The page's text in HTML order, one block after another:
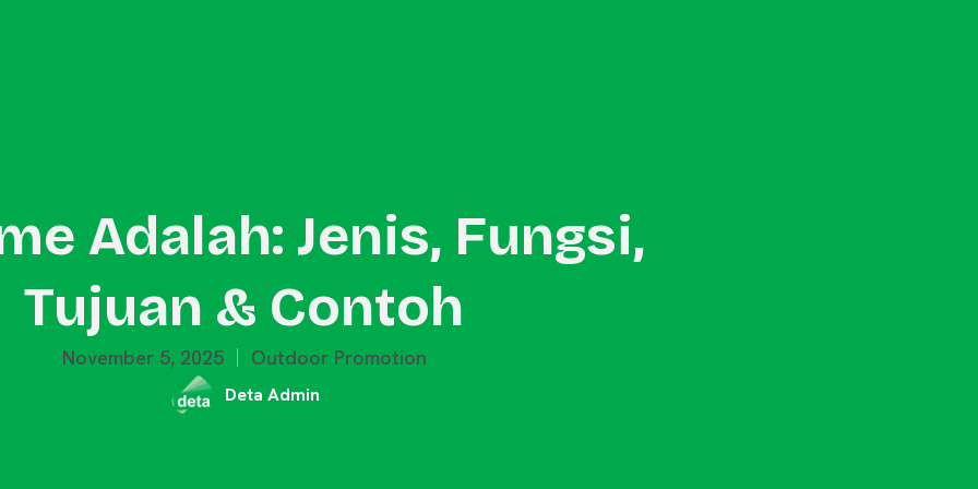
Adalah: Jenis, Fungsi,
Tujuan & Contoh
November 5, 2025 Outdoor Promotion
Deta Admin